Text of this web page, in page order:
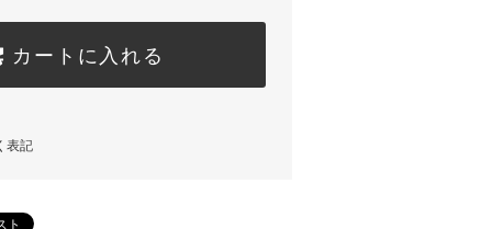
カートに入れる
表記